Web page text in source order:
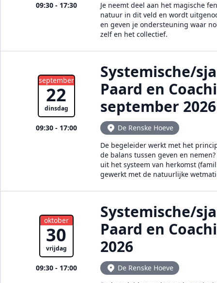
09:30 - 17:30
Je neemt deel aan het magische
natuur in dit veld en wordt
en geven je ondersteuning waar
zelf en het collectief.
september
22
dinsdag
09:30 - 17:00
Systemische/
Paard en
september 2026
De Renske Hoeve
De begeleider werkt met het
de balans tussen geven en
uit het systeem van herkomst
gewerkt met de natuurlijke
oktober
30
vrijdag
09:30 - 17:00
Systemische/
Paard en
2026
De Renske Hoeve